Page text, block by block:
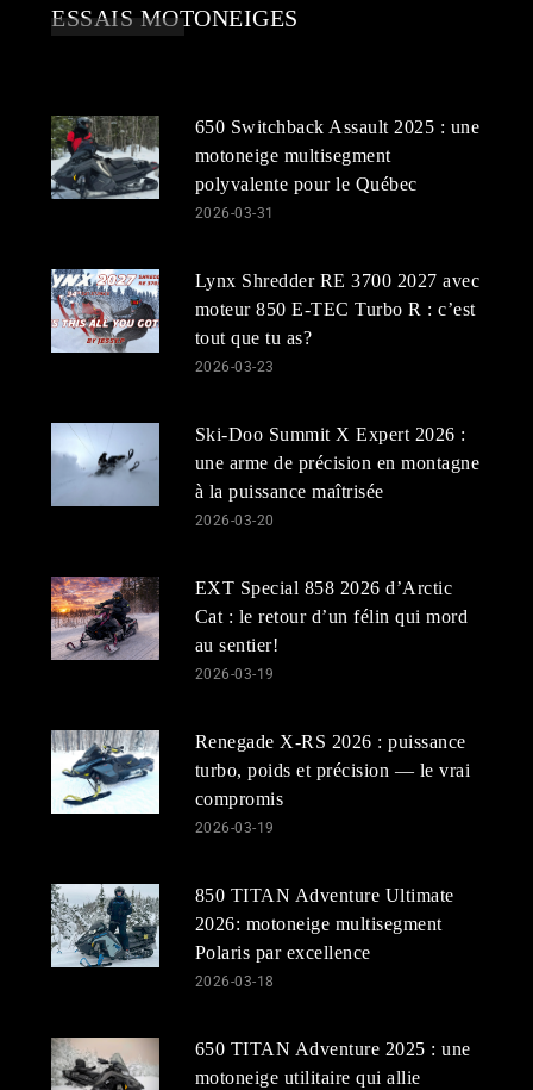
ESSAIS MOTONEIGES
650 Switchback Assault 2025 : une
motoneige multisegment
polyvalente pour le Québec
2026-03-31
Lynx Shredder RE 3700 2027 avec
moteur 850 E-TEC Turbo R : c’est
tout que tu as?
2026-03-23
Ski-Doo Summit X Expert 2026 :
une arme de précision en montagne
à la puissance maîtrisée
2026-03-20
EXT Special 858 2026 d’Arctic
Cat : le retour d’un félin qui mord
au sentier!
2026-03-19
Renegade X-RS 2026 : puissance
turbo, poids et précision — le vrai
compromis
2026-03-19
850 TITAN Adventure Ultimate
2026: motoneige multisegment
Polaris par excellence
2026-03-18
650 TITAN Adventure 2025 : une
motoneige utilitaire qui allie